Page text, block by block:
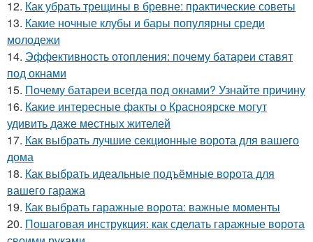
12. Как убрать трещины в бревне: практические советы
13. Какие ночные клубы и бары популярны среди
молодежи
14. Эффективность отопления: почему батареи ставят
под окнами
15. Почему батареи всегда под окнами? Узнайте причину
16. Какие интересные факты о Красноярске могут
удивить даже местных жителей
17. Как выбрать лучшие секционные ворота для вашего
дома
18. Как выбрать идеальные подъёмные ворота для
вашего гаража
19. Как выбрать гаражные ворота: важные моменты
20. Пошаговая инструкция: как сделать гаражные ворота